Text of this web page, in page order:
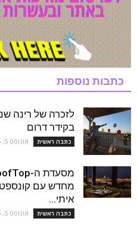
כתבות נוספות
לזכרה של רינה
בקידר דרום
כתבה ראשית אוגוסט 5, 2026
מחדש עם
איתי...
כתבה ראשית אוגוסט 5, 2026